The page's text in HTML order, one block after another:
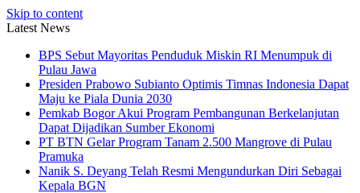
Skip to content
Latest News
BPS Sebut Mayoritas Penduduk Miskin RI Menumpuk di
Pulau Jawa
Presiden Prabowo Subianto Optimis Timnas Indonesia Dapat
Maju ke Piala Dunia 2030
Pemkab Bogor Akui Program Pembangunan Berkelanjutan
Dapat Dijadikan Sumber Ekonomi
PT BTN Gelar Program Tanam 2.500 Mangrove di Pulau
Pramuka
Nanik S. Deyang Telah Resmi Mengundurkan Diri Sebagai
Kepala BGN